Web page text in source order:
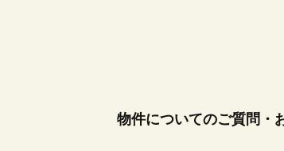
物件についてのご質問・